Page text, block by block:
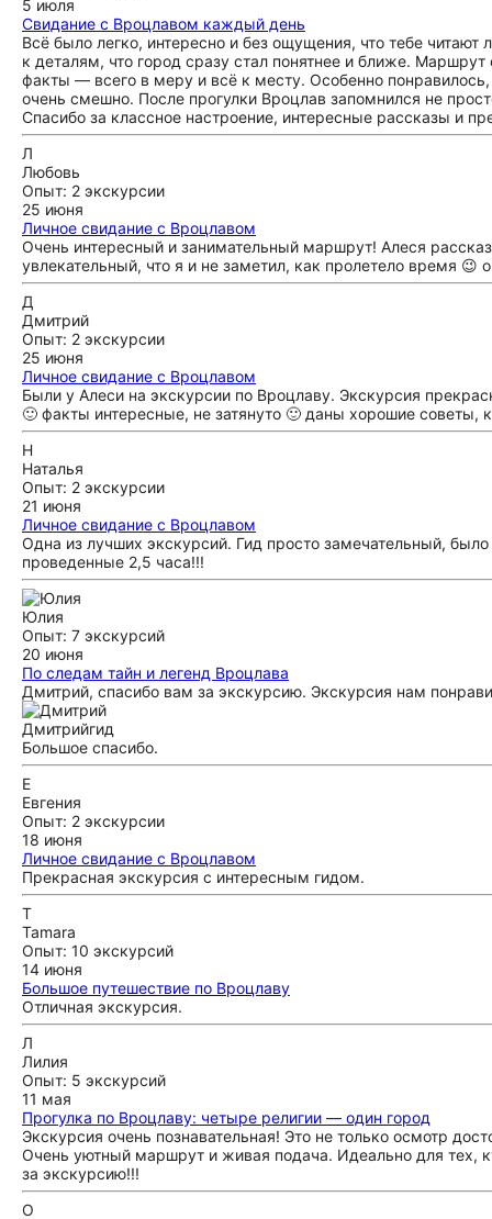
5 июля
Свидание с Вроцлавом каждый день
Всё было легко, интересно и без ощущения, что тебе
к деталям, что город сразу стал понятнее и ближе.
факты — всего в меру и всё к месту. Особенно
очень смешно. После прогулки Вроцлав запомнился не
Спасибо за классное настроение, интересные рассказы и
Л
Любовь
Опыт: 2 экскурсии
25 июня
Личное свидание с Вроцлавом
Очень интересный и занимательный маршрут! Алеся
увлекательный, что я и не заметил, как пролетело время 😉
Д
Дмитрий
Опыт: 2 экскурсии
25 июня
Личное свидание с Вроцлавом
Были у Алеси на экскурсии по Вроцлаву. Экскурсия
🙂 факты интересные, не затянуто 🙂 даны хорошие советы,
Н
Наталья
Опыт: 2 экскурсии
21 июня
Личное свидание с Вроцлавом
Одна из лучших экскурсий. Гид просто замечательный,
проведенные 2,5 часа!!!
Юлия
Опыт: 7 экскурсий
20 июня
По следам тайн и легенд Вроцлава
Дмитрий, спасибо вам за экскурсию. Экскурсия нам
Дмитрийгид
Большое спасибо.
Е
Евгения
Опыт: 2 экскурсии
18 июня
Личное свидание с Вроцлавом
Прекрасная экскурсия с интересным гидом.
T
Tamara
Опыт: 10 экскурсий
14 июня
Большое путешествие по Вроцлаву
Отличная экскурсия.
Л
Лилия
Опыт: 5 экскурсий
11 мая
Прогулка по Вроцлаву: четыре религии — один город
Экскурсия очень познавательная! Это не только осмотр
Очень уютный маршрут и живая подача. Идеально для тех,
за экскурсию!!!
О